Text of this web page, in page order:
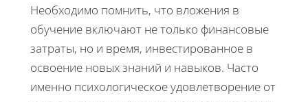
Необходимо помнить, что вложения в
обучение включают не только финансовые
затраты, но и время, инвестированное в
освоение новых знаний и навыков. Часто
именно психологическое удовлетворение от